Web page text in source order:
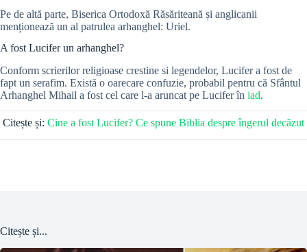
Pe de altă parte, Biserica Ortodoxă Răsăriteană și anglicanii
menționează un al patrulea arhanghel: Uriel.
A fost Lucifer un arhanghel?
Conform scrierilor religioase crestine si legendelor, Lucifer a fost de
fapt un serafim. Există o oarecare confuzie, probabil pentru că Sfântul
Arhanghel Mihail a fost cel care l-a aruncat pe Lucifer în iad.
Citește și: Cine a fost Lucifer? Ce spune Biblia despre îngerul decăzut
Citește și...